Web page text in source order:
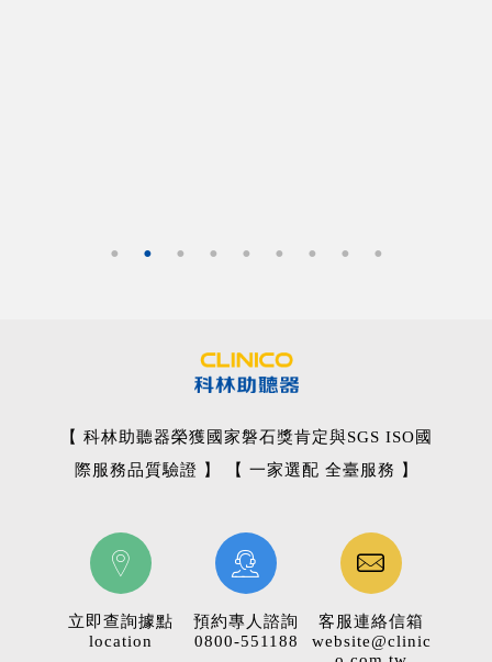
【 科林助聽器榮獲國家磐石獎肯定與SGS ISO國
際服務品質驗證 】 【 一家選配 全臺服務 】
立即查詢據點
location
預約專人諮詢
0800-551188
客服連絡信箱
website@clinic